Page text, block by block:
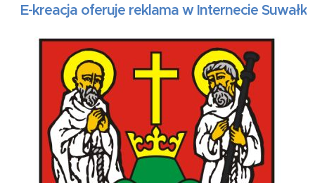
oferuje reklama w Internecie Suwałki